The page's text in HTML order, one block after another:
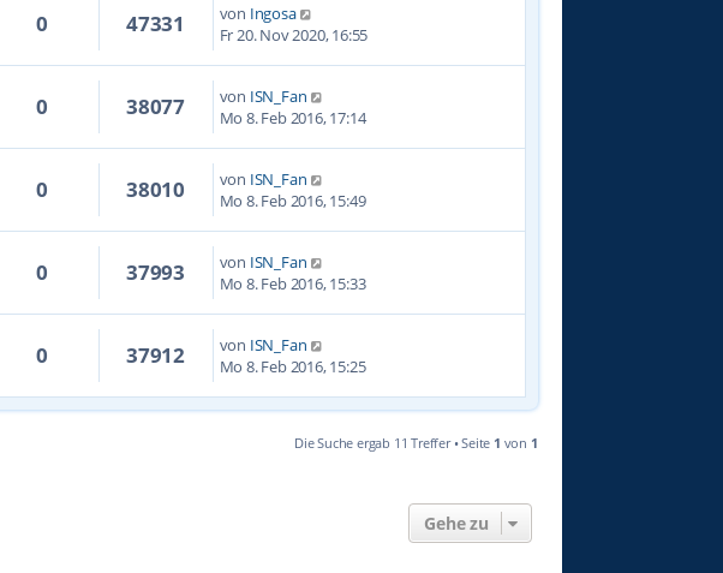
0 47331 von Ingosa
Fr 20. Nov 2020, 16:55
0 38077 von ISN_Fan
Mo 8. Feb 2016, 17:14
0 38010 von ISN_Fan
Mo 8. Feb 2016, 15:49
0 37993 von ISN_Fan
Mo 8. Feb 2016, 15:33
0 37912 von ISN_Fan
Mo 8. Feb 2016, 15:25
Die Suche ergab 11 Treffer • Seite 1 von 1
Gehe zu